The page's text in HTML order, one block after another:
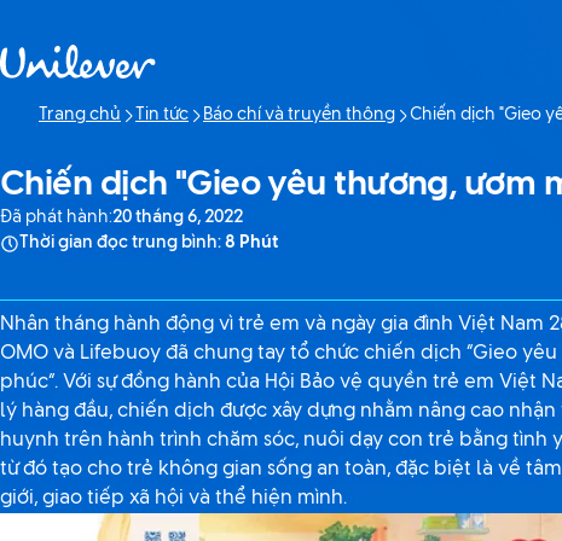
Trang chủ Tin tức Báo chí và truyền thông
Trang hiện tại:
Chiến dịch "Gieo
Chiến dịch "Gieo yêu thương, ươm
Đã phát hành:20 tháng 6, 2022
Thời gian đọc trung bình: 8 Phút
Nhân tháng hành động vì trẻ em và ngày gia đình Việt Nam
OMO và Lifebuoy đã chung tay tổ chức chiến dịch “Gieo
phúc”. Với sự đồng hành của Hội Bảo vệ quyền trẻ em Việt
lý hàng đầu, chiến dịch được xây dựng nhằm nâng cao
huynh trên hành trình chăm sóc, nuôi dạy con trẻ bằng tình
từ đó tạo cho trẻ không gian sống an toàn, đặc biệt là về
giới, giao tiếp xã hội và thể hiện mình.